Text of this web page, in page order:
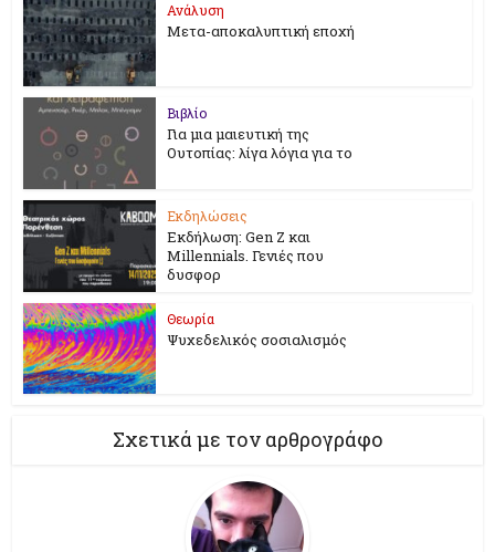
Ανάλυση
Μετα-αποκαλυπτική εποχή
Βιβλίο
Για μια μαιευτική της
Ουτοπίας: λίγα λόγια για το
Εκδηλώσεις
Εκδήλωση: Gen Z και
Millennials. Γενιές που
δυσφορ
Θεωρία
Ψυχεδελικός σοσιαλισμός
Σχετικά με τον αρθρογράφο